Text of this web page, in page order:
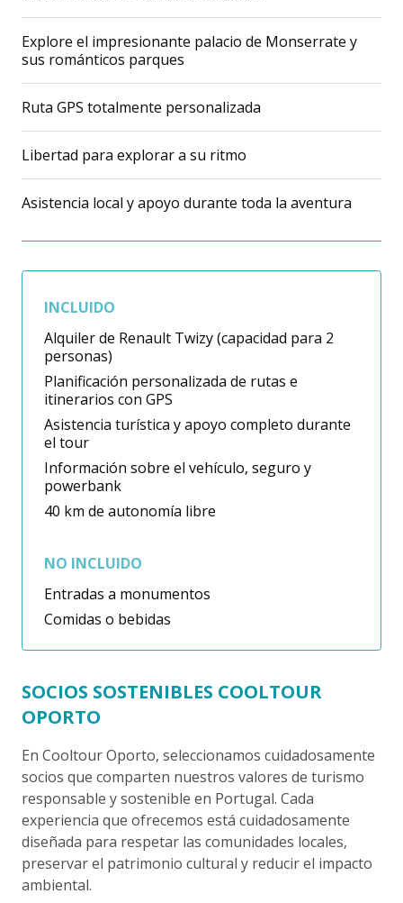
Explore el impresionante palacio de Monserrate y
sus románticos parques
Ruta GPS totalmente personalizada
Libertad para explorar a su ritmo
Asistencia local y apoyo durante toda la aventura
INCLUIDO
Alquiler de Renault Twizy (capacidad para 2
personas)
Planificación personalizada de rutas e
itinerarios con GPS
Asistencia turística y apoyo completo durante
el tour
Información sobre el vehículo, seguro y
powerbank
40 km de autonomía libre
NO INCLUIDO
Entradas a monumentos
Comidas o bebidas
SOCIOS SOSTENIBLES COOLTOUR
OPORTO
En Cooltour Oporto, seleccionamos cuidadosamente
socios que comparten nuestros valores de turismo
responsable y sostenible en Portugal. Cada
experiencia que ofrecemos está cuidadosamente
diseñada para respetar las comunidades locales,
preservar el patrimonio cultural y reducir el impacto
ambiental.